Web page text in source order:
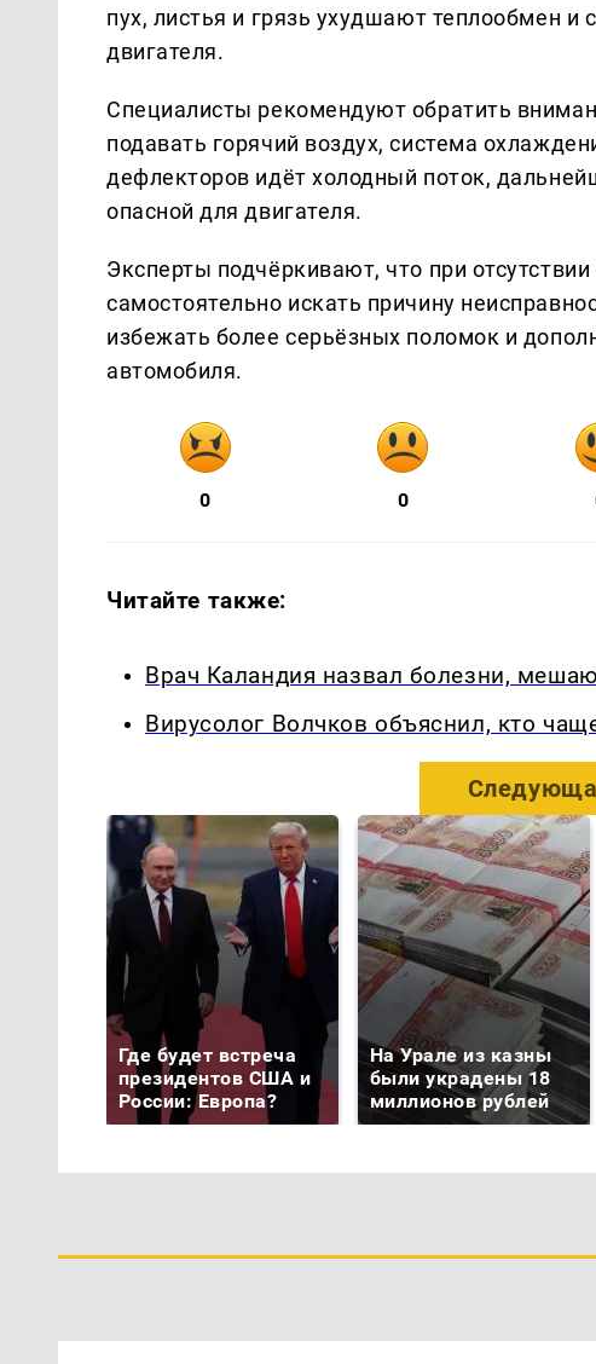
пух, листья и грязь ухудшают теплообмен
двигателя.
Специалисты рекомендуют обратить
подавать горячий воздух, система
дефлекторов идёт холодный поток,
опасной для двигателя.
Эксперты подчёркивают, что при
самостоятельно искать причину
избежать более серьёзных поломок и
автомобиля.
0 0
Читайте также:
Врач Каландия назвал болезни,
Вирусолог Волчков объяснил, кто
Где будет встреча
президентов США и
России: Европа?
На Урале из казны
были украдены 18
миллионов рублей